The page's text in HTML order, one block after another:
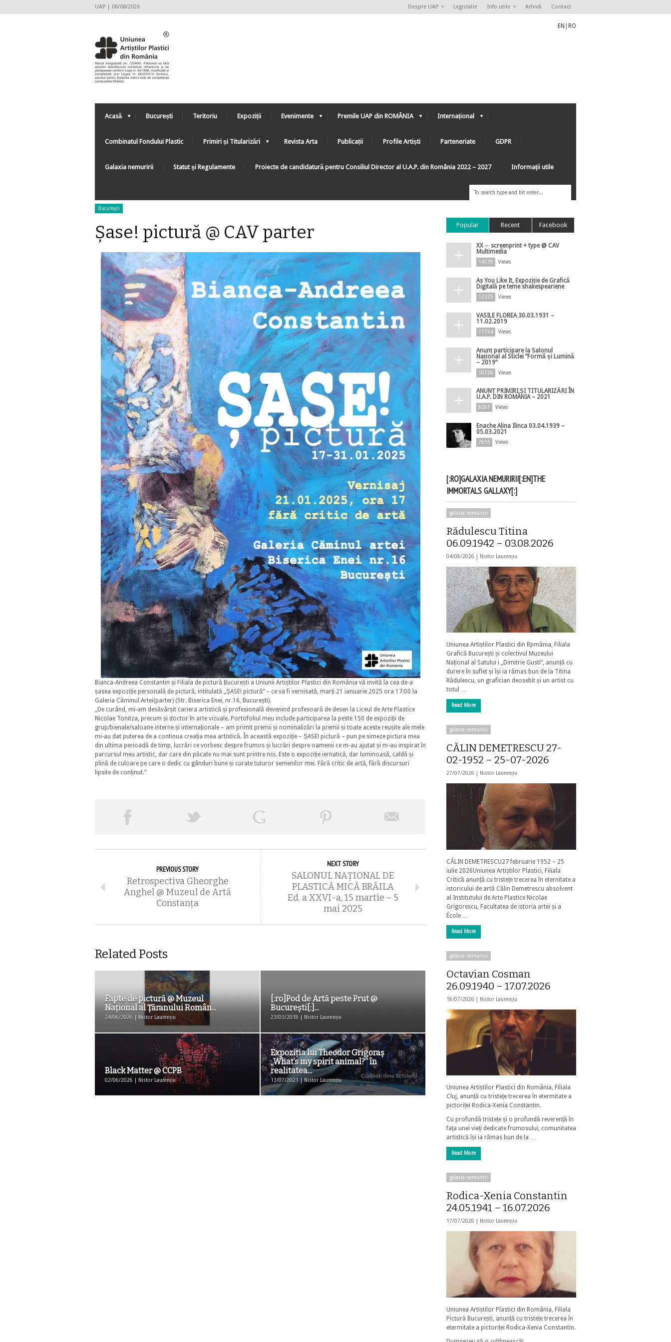
UAP | 06/08/2026 Despre UAP Legislatie Info utile Arhivă Contact
EN RO
Acasă București Teritoriu Expoziții Evenimente Premile UAP din ROMÂNIA Internațional
Combinatul Fondului Plastic Primiri și Titularizări Revista Arta Publicații Profile Artiști Parteneriate GDPR
Galaxia nemuririi Statut şi Regulamente Proiecte de candidatură pentru Consiliul Director al U.A.P. din România 2022 – 2027 Informaţii utile
Bucureşti
Şase! pictură @ CAV parter
Bianca-Andreea Constantin și Filiala de pictură București a Uniunii Artiștilor Plastici din România vă invită la cea de-a
șasea expoziție personală de pictură, intitulată „ȘASE! pictură” – ce va fi vernisată, marți 21 ianuarie 2025 ora 17:00 la
Galeria Căminul Artei(parter) (Str. Biserica Enei, nr.16, București).
„De curând, mi-am desăvârșit cariera artistică și profesională devenind profesoară de desen la Liceul de Arte Plastice
Nicolae Tonitza, precum și doctor în arte vizuale. Portofoliul meu include participarea la peste 150 de expoziții de
grup/bienale/saloane interne și internaționale – am primit premii și nominalizări la premii și toate aceste reușite ale mele
mi-au dat puterea de a continua creația mea artistică. În această expoziție – ȘASE! pictură – pun pe simeze pictura mea
din ultima perioadă de timp, lucrări ce vorbesc despre frumos și lucrări despre oamenii ce m-au ajutat și m-au inspirat în
parcursul meu artistic, dar care din păcate nu mai sunt printre noi. Este o expoziție iernatică, dar luminoasă, caldă și
plină de culoare pe care o dedic cu gânduri bune și curate tuturor semenilor mei. Fără critic de artă, fără discursuri
lipsite de conținut.”
PREVIOUS STORY
Retrospectiva Gheorghe
Anghel @ Muzeul de Artă
Constanţa
NEXT STORY
SALONUL NAŢIONAL DE
PLASTICĂ MICĂ BRĂILA
Ed. a XXVI-a, 15 martie – 5
mai 2025
Related Posts
Fapte de pictură @ Muzeul
Național al Țăranului Român...
24/06/2026 | Nistor Laurențiu
[:ro]Pod de Artă peste Prut @
București[:]...
23/03/2018 | Nistor Laurențiu
Black Matter @ CCPB
02/06/2026 | Nistor Laurențiu
Expoziția lui Theodor Grigoraș
„What’s my spirit animal?“ în
realitatea...
13/07/2021 | Nistor Laurențiu
Popular Recent Facebook
XX ─ screenprint + type @ CAV
Multimedia
14739 Views
As You Like It, Expoziție de Grafică
Digitală pe teme shakespeariene
12325 Views
VASILE FLOREA 30.03.1931 –
11.02.2019
11754 Views
Anunț participare la Salonul
Național al Sticlei ”Formă și Lumină
– 2019”
10726 Views
ANUNȚ PRIMIRI ȘI TITULARIZĂRI ÎN
U.A.P. DIN ROMÂNIA – 2021
8267 Views
Enache Alina Ilinca 03.04.1939 –
05.03.2021
7855 Views
[:RO]GALAXIA NEMURIRII[:EN]THE
IMMORTALS GALLAXY[:]
galaxia nemuririi
Rădulescu Titina
06.09.1942 – 03.08.2026
04/08/2026 | Nistor Laurențiu
Uniunea Artiștilor Plastici din Rpmânia, Filiala
Grafică București și colectivul Muzeului
Național al Satului i „Dimitrie Gusti”, anunță cu
durere în suflet și își ia rămas bun de la Titina
Rădulescu, un grafician deosebit și un artist cu
totul …
Read More
galaxia nemuririi
CĂLIN DEMETRESCU 27-
02-1952 – 25-07-2026
27/07/2026 | Nistor Laurențiu
CĂLIN DEMETRESCU27 februarie 1952 – 25
iulie 2026Uniunea Artiștilor Plastici, Filiala
Critică anunță cu tristețe trecerea în eternitate a
istoricului de artă Călin Demetrescu absolvent
al Institutului de Arte Plastice Nicolae
Grigorescu, Facultatea de istoria artei și a
École …
Read More
galaxia nemuririi
Octavian Cosman
26.09.1940 – 17.07.2026
18/07/2026 | Nistor Laurențiu
Uniunea Artiștilor Plastici din România, Filiala
Cluj, anunță cu tristețe trecerea în etermitate a
pictoriței Rodica-Xenia Constantin.
Cu profundă tristețe și o profundă reverență în
fața unei vieți dedicate frumosului, comunitatea
artistică își ia rămas bun de la …
Read More
galaxia nemuririi
Rodica-Xenia Constantin
24.05.1941 – 16.07.2026
17/07/2026 | Nistor Laurențiu
Uniunea Artiștilor Plastici din România, Filiala
Pictură București, anunță cu tristețe trecerea în
etermitate a pictoriței Rodica-Xenia Constantin.